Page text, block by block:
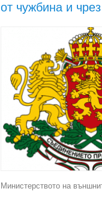
от чужбина и
Министерството на